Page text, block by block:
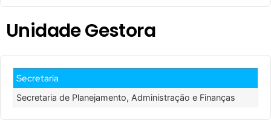
Unidade Gestora
Secretaria
Secretaria de Planejamento, Administração e Finanças